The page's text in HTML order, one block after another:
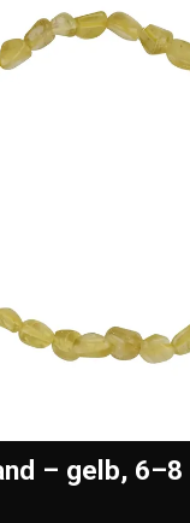
– gelb, 6–8